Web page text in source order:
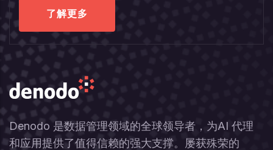
了解更多
Denodo 是数据管理领域的全球领导者，为AI 代理
和应用提供了值得信赖的强大支撑。屡获殊荣的